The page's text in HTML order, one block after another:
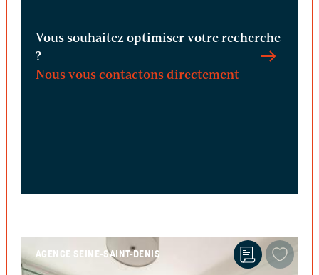
Vous souhaitez optimiser votre recherche
?
Nous vous contactons directement
AGENCE SEINE-SAINT-DENIS